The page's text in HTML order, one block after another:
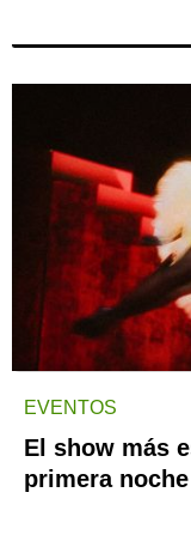
EVENTOS
El show más
primera